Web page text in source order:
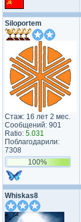
Siloportem
Стаж: 16 лет 2 мес.
Сообщений: 901
Ratio: 5.031
Поблагодарили:
7308
100%
Whiskas8